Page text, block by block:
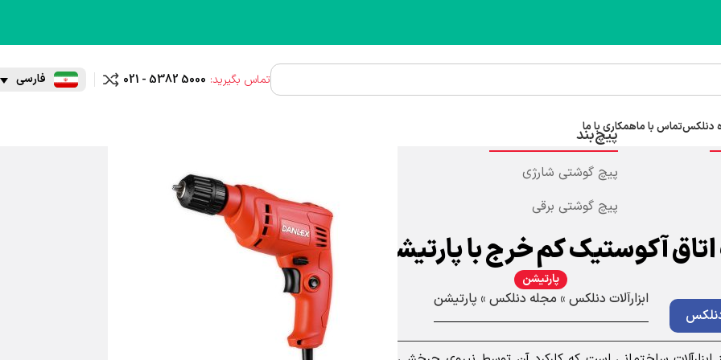
تماس بگیرید: 021 - 5382 5000 مقایسه فارسی
پیچ‌بند
پیچ گوشتی شارژی
پیچ گوشتی برقی
دنلکستماس با ما همکاری با ما
آکوستیک کم خرج با پارتیشن در منزل
پارتیشن
ابزارآلات دنلکس»مجله دنلکس»پارتیشن